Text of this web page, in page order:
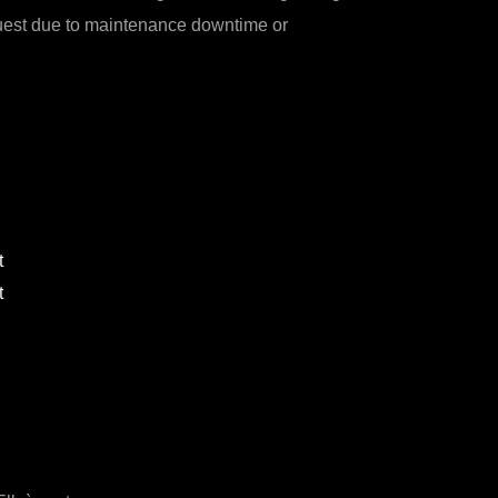
due to maintenance downtime or